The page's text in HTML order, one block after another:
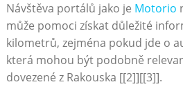
Návštěva portálů jako je Motorio
může pomoci získat důležité
kilometrů, zejména pokud jde o
která mohou být podobně
dovezené z Rakouska [[2]][[3]].